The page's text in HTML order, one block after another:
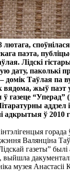
паэта,
Лідскі
дату, паколькі
домік Таўлая па
жыў паэт у
газеце “Уперад”
адкрытыя ў 2010
Валянціна
газеты”
музея